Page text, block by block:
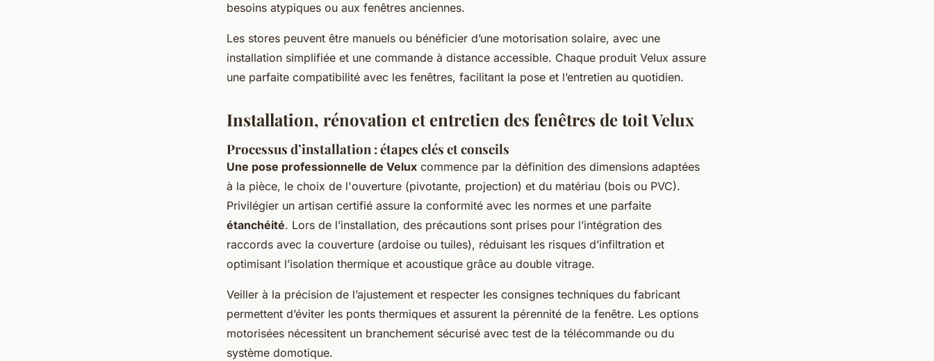
besoins atypiques ou aux fenêtres anciennes.
Les stores peuvent être manuels ou bénéficier d’une motorisation solaire, avec une
installation simplifiée et une commande à distance accessible. Chaque produit Velux assure
une parfaite compatibilité avec les fenêtres, facilitant la pose et l’entretien au quotidien.
Installation, rénovation et entretien des fenêtres de toit Velux
Processus d’installation : étapes clés et conseils
Une pose professionnelle de Velux commence par la définition des dimensions adaptées
à la pièce, le choix de l'ouverture (pivotante, projection) et du matériau (bois ou PVC).
Privilégier un artisan certifié assure la conformité avec les normes et une parfaite
étanchéité. Lors de l’installation, des précautions sont prises pour l’intégration des
raccords avec la couverture (ardoise ou tuiles), réduisant les risques d’infiltration et
optimisant l’isolation thermique et acoustique grâce au double vitrage.
Veiller à la précision de l’ajustement et respecter les consignes techniques du fabricant
permettent d’éviter les ponts thermiques et assurent la pérennité de la fenêtre. Les options
motorisées nécessitent un branchement sécurisé avec test de la télécommande ou du
système domotique.